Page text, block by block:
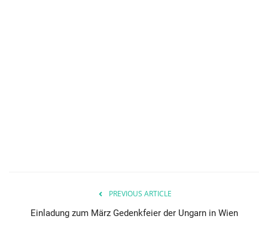
PREVIOUS ARTICLE
Einladung zum März Gedenkfeier der Ungarn in Wien